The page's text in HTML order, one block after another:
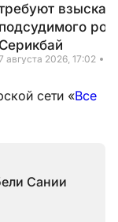
подсудимого
Серикбай
августа 2026, 17:02
сети «Все
Сании